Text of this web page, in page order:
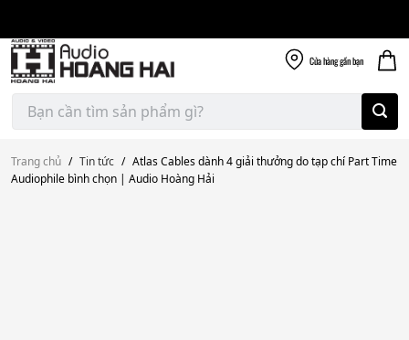
content
Cửa hànggần bạn
Tìm
kiếm:
Trang chủ / Tin tức / Atlas Cables dành 4 giải thưởng do tạp chí Part Time
Audiophile bình chọn | Audio Hoàng Hải